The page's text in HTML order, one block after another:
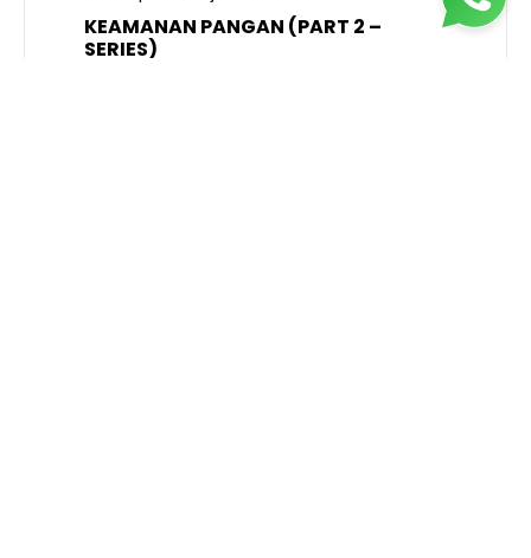
KEAMANAN PANGAN (PART 2 –
SERIES)